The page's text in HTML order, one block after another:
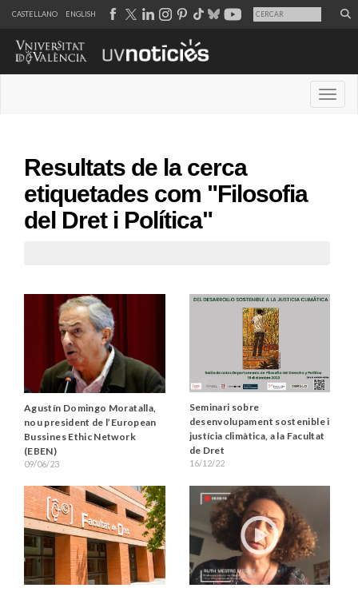
CASTELLANO ENGLISH
Resultats de la cerca
etiquetades com "Filosofia
del Dret i Política"
Agustín Domingo Moratalla,
nou president de l’European
Bussines Ethic Network
(EBEN)
09/06/23
Seminari sobre
desenvolupament sostenible i
justícia climàtica, a la Facultat
de Dret
16/12/22